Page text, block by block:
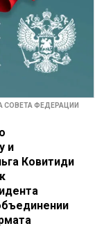
СОВЕТА ФЕДЕРАЦИИ
и
Ковитиди